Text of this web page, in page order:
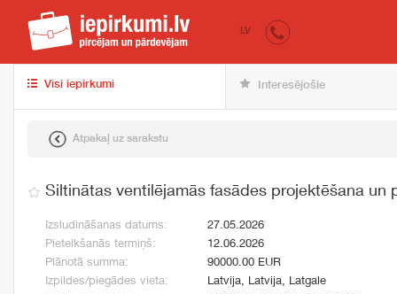
iepirkumi.lv
LV
Visi iepirkumi Interesējošie
Atpakaļ uz sarakstu
Siltinātas ventilējamās fasādes projektēšana un
Izsludināšanas datums:
27.05.2026
Pieteikšanās termiņš:
12.06.2026
Plānotā summa:
90000.00 EUR
Izpildes/piegādes vieta:
Latvija, Latvija, Latgale